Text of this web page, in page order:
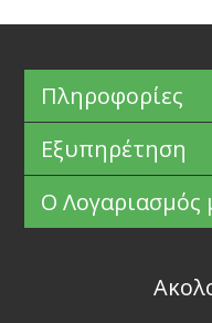
Πληροφορίες
Εξυπηρέτηση
Ο Λογαριασμός